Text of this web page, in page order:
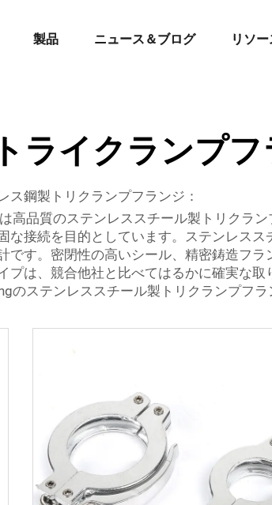
製品 ニュース＆ブログ リソー
ライクランプフ
鋼製トリクランプフランジ：
高品質のステンレススチール製トリクラ
な接続を目的としています。ステンレス
です。密閉性の高いシール、精密鋳造フ
プは、競合他社と比べてはるかに確実な
ステンレススチール製トリクランプフラ